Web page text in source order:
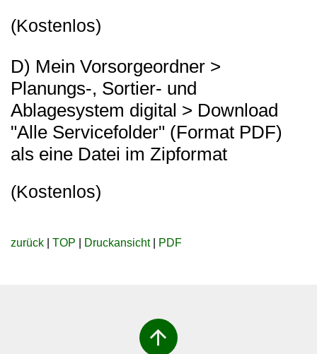
(Kostenlos)
D) Mein Vorsorgeordner >
Planungs-, Sortier- und
Ablagesystem digital > Download
"Alle Servicefolder" (Format PDF)
als eine Datei im Zipformat
(Kostenlos)
zurück TOP Druckansicht| PDF
arrow_upward